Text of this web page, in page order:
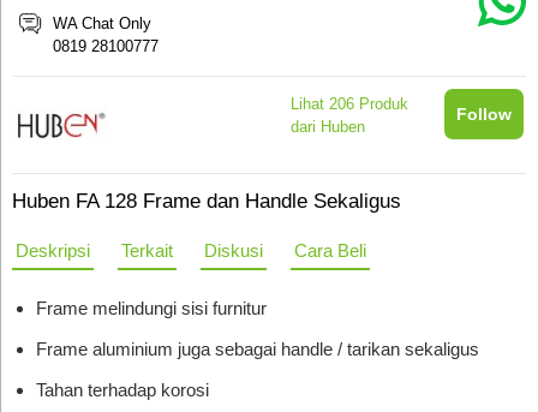
WA Chat Only
0819 28100777
Lihat 206 Produk
dari Huben
Follow
Huben FA 128 Frame dan Handle Sekaligus
Deskripsi Terkait Diskusi Cara Beli
Frame melindungi sisi furnitur
Frame aluminium juga sebagai handle / tarikan sekaligus
Tahan terhadap korosi